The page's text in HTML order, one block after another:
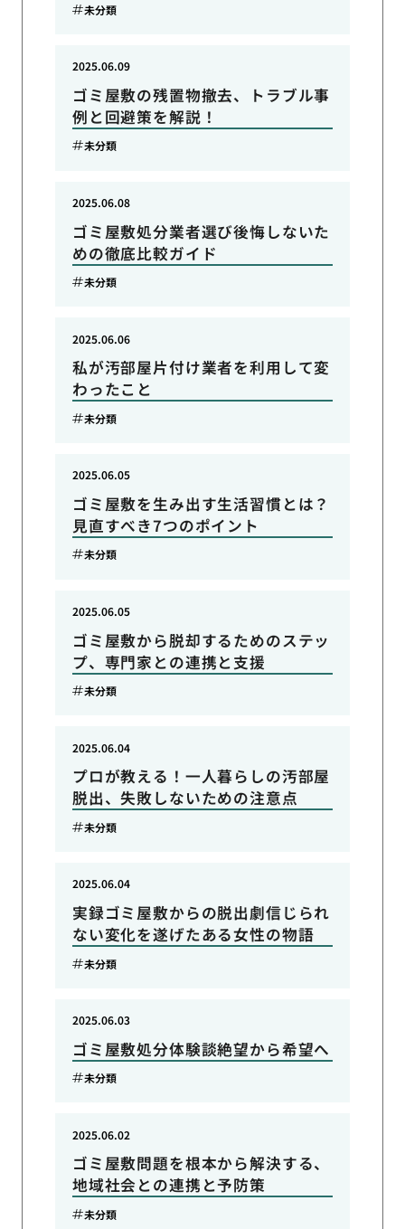
未分類
ゴミ屋敷の残置物撤去、トラブル事
例と回避策を解説！
2025.06.09
未分類
ゴミ屋敷処分業者選び後悔しないた
めの徹底比較ガイド
2025.06.08
未分類
私が汚部屋片付け業者を利用して変
わったこと
2025.06.06
未分類
ゴミ屋敷を生み出す生活習慣とは？
見直すべき7つのポイント
2025.06.05
未分類
ゴミ屋敷から脱却するためのステッ
プ、専門家との連携と支援
2025.06.05
未分類
プロが教える！一人暮らしの汚部屋
脱出、失敗しないための注意点
2025.06.04
未分類
実録ゴミ屋敷からの脱出劇信じられ
ない変化を遂げたある女性の物語
2025.06.04
未分類
ゴミ屋敷処分体験談絶望から希望へ
2025.06.03
未分類
ゴミ屋敷問題を根本から解決する、
地域社会との連携と予防策
2025.06.02
未分類